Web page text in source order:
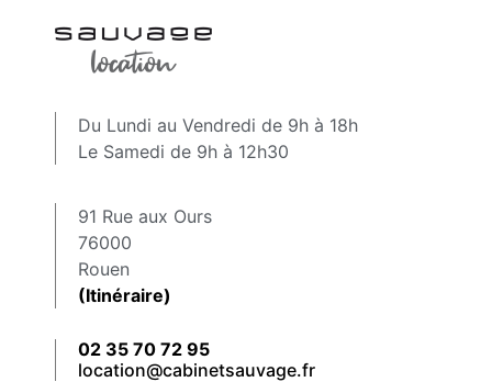
Du Lundi au Vendredi de 9h à 18h
Le Samedi de 9h à 12h30
91 Rue aux Ours
76000
Rouen
(Itinéraire)
02 35 70 72 95
location@cabinetsauvage.fr